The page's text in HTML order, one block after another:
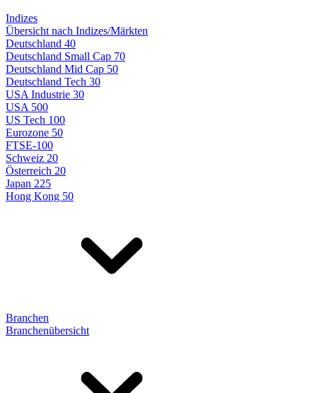
Indizes
Übersicht nach Indizes/Märkten
Deutschland 40
Deutschland Small Cap 70
Deutschland Mid Cap 50
Deutschland Tech 30
USA Industrie 30
USA 500
US Tech 100
Eurozone 50
FTSE-100
Schweiz 20
Österreich 20
Japan 225
Hong Kong 50
Branchen
Branchenübersicht